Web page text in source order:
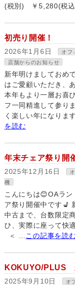
(税別) ￥5,280(税
初売り開催！
2026年1月6日 オフ
店舗からのお知らせ
新年明けましておめ
はご愛顧いただき、
本年もより一層お喜
フ一同精進して参り
く楽しい年になりま
を読む
年末チェア祭り開
2025年12月16日
機
こんにちは😊OAラ
ア祭り開催中です💺
中古まで、台数限定
ひ、実際に座って快
＜ … この記事を読
KOKUYO/PLUS
2025年9月10日 オ